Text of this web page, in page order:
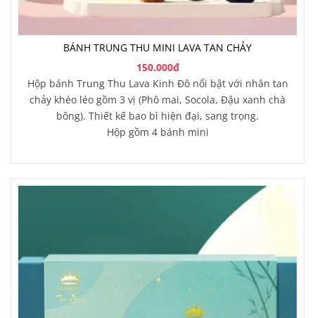
BÁNH TRUNG THU MINI LAVA TAN CHẢY
150.000đ
Hộp bánh Trung Thu Lava Kinh Đô nổi bật với nhân tan
chảy khéo léo gồm 3 vị (Phô mai, Socola, Đậu xanh chà
bông). Thiết kế bao bì hiện đại, sang trọng.
Hộp gồm 4 bánh mini